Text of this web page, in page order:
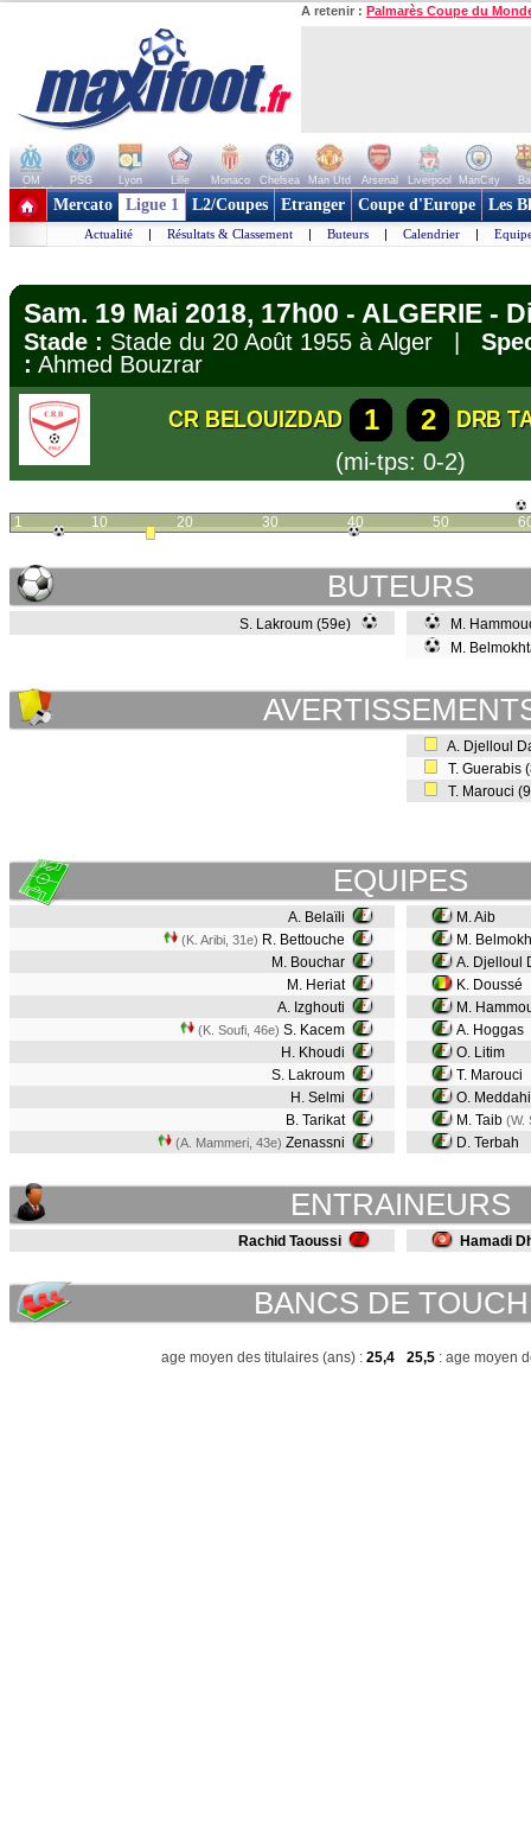
A retenir : Palmarès Coupe du
OM PSG Lyon Lille Monaco Chelsea Man Utd Arsenal Liverpool ManCity
+ de clubs
Mercato Ligue 1 L2/Coupes Etranger Coupe d'Europe Les
Actualité | Résultats & Classement | Buteurs | Calendrier |
Sam. 19 Mai 2018, 17h00 - ALGERIE -
Stade : Stade du 20 Août 1955 à Alger |
: Ahmed Bouzrar
CR BELOUIZDAD 1 2
DRB
(mi-tps: 0-2)
1 10 20 30 40 50
BUTEURS
S. Lakroum (59e)
M.
M.
A. Djelloul
T. Guerabis
T. Marouci
EQUIPES
A. Belaïli
(K. Aribi, 31e) R. Bettouche
M. Bouchar
M. Heriat
A. Izghouti
(K. Soufi, 46e) S. Kacem
H. Khoudi
S. Lakroum
H. Selmi
B. Tarikat
(A. Mammeri, 43e) Zenassni
M. Aib
M.
A. Djelloul
K. Doussé
M.
A. Hoggas
O. Litim
T. Marouci
O. Meddahi
M. Taib (W.
D. Terbah
ENTRAINEURS
Rachid Taoussi Hamadi
BANCS DE
age moyen des titulaires (ans) : 25,4 25,5 : age moyen